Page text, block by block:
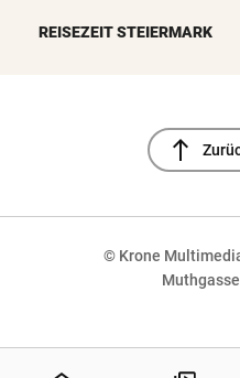
REISEZEIT STEIERMARK
north
© Krone
NaN%